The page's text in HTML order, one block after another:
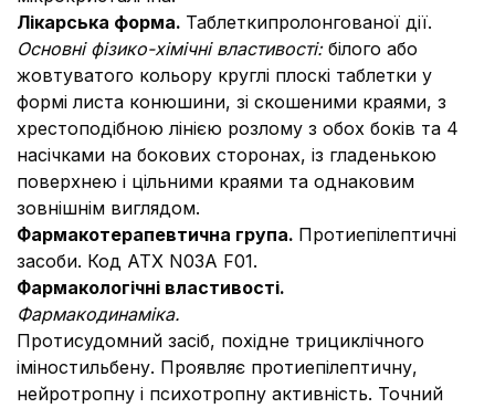
Лікарська форма. Таблеткипролонгованої дії.
Основні фізико-хімічні властивості: білого або
жовтуватого кольору круглі плоскі таблетки у
формі листа конюшини, зі скошеними краями, з
хрестоподібною лінією розлому з обох боків та 4
насічками на бокових сторонах, із гладенькою
поверхнею і цільними краями та однаковим
зовнішнім виглядом.
Фармакотерапевтична група. Протиепілептичні
засоби. Код АТX N03A F01.
Фармакологічні властивості.
Фармакодинаміка.
Протисудомний засіб, похідне трициклічного
іміностильбену. Проявляє протиепілептичну,
нейротропну і психотропну активність. Точний